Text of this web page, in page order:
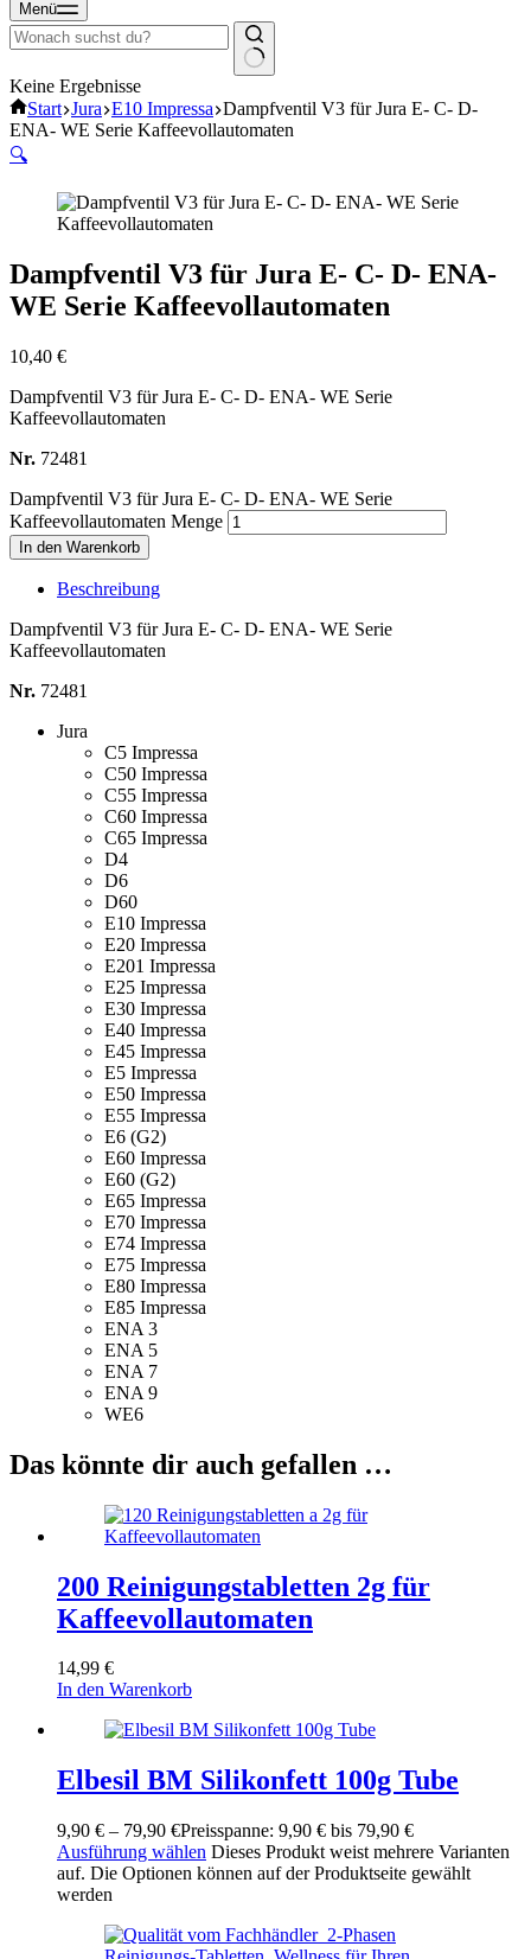
Menü
Keine Ergebnisse
Start Jura E10 Impressa Dampfventil V3 für Jura E- C- D-
ENA- WE Serie Kaffeevollautomaten
🔍
Dampfventil V3 für Jura E- C- D- ENA-
WE Serie Kaffeevollautomaten
10,40 €
Dampfventil V3 für Jura E- C- D- ENA- WE Serie
Kaffeevollautomaten
Nr. 72481
Dampfventil V3 für Jura E- C- D- ENA- WE Serie
Kaffeevollautomaten Menge
In den Warenkorb
Beschreibung
Dampfventil V3 für Jura E- C- D- ENA- WE Serie
Kaffeevollautomaten
Nr. 72481
Jura
C5 Impressa
C50 Impressa
C55 Impressa
C60 Impressa
C65 Impressa
D4
D6
D60
E10 Impressa
E20 Impressa
E201 Impressa
E25 Impressa
E30 Impressa
E40 Impressa
E45 Impressa
E5 Impressa
E50 Impressa
E55 Impressa
E6 (G2)
E60 Impressa
E60 (G2)
E65 Impressa
E70 Impressa
E74 Impressa
E75 Impressa
E80 Impressa
E85 Impressa
ENA 3
ENA 5
ENA 7
ENA 9
WE6
Das könnte dir auch gefallen …
200 Reinigungstabletten 2g für
Kaffeevollautomaten
14,99 €
In den Warenkorb
Elbesil BM Silikonfett 100g Tube
9,90 € – 79,90 €Preisspanne: 9,90 € bis 79,90 €
Ausführung wählen Dieses Produkt weist mehrere Varianten
auf. Die Optionen können auf der Produktseite gewählt
werden